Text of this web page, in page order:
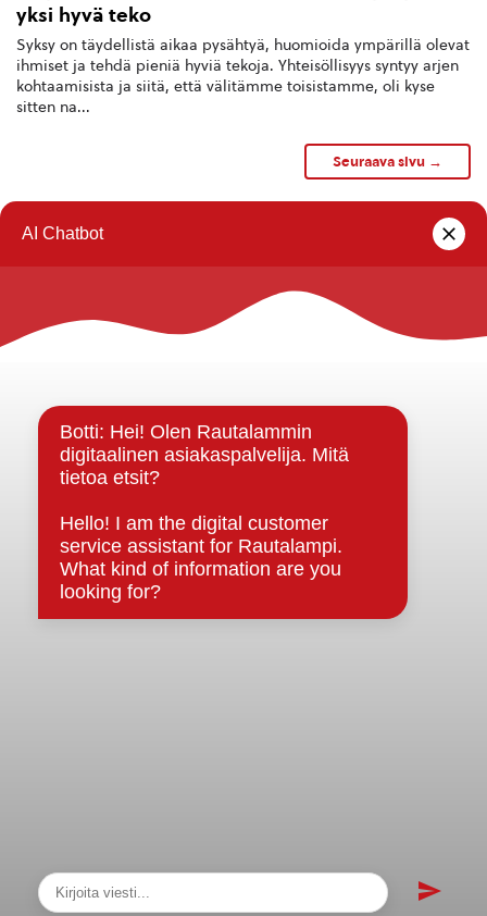
yksi hyvä teko
Syksy on täydellistä aikaa pysähtyä, huomioida ympärillä olevat
ihmiset ja tehdä pieniä hyviä tekoja. Yhteisöllisyys syntyy arjen
kohtaamisista ja siitä, että välitämme toisistamme, oli kyse
sitten na...
Seuraava sivu →
Rautalammin kunta
Strategiat, ohjelmat, ohjeet, suunnitelmat, säännöt ja
sopimukset
Asiakirjajulkisuuskuvaus
Evästeet
Saavutettavuusseloste
Tietosuoja
Tietosuojaselosteet